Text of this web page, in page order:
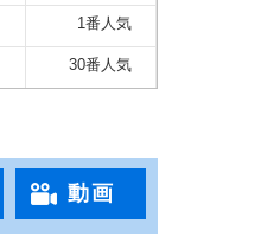
1番人気
30番人気
動画